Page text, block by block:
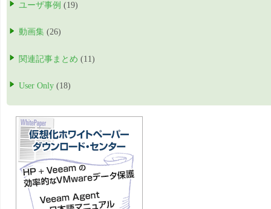
ユーザ事例 (19)
動画集 (26)
関連記事まとめ (11)
User Only (18)